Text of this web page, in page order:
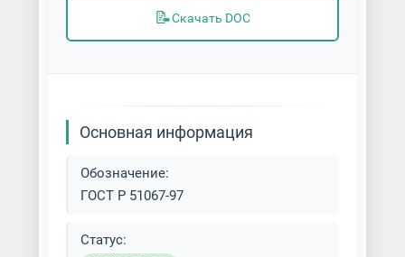
📝Скачать DOC
Основная информация
Обозначение:
ГОСТ Р 51067-97
Статус: